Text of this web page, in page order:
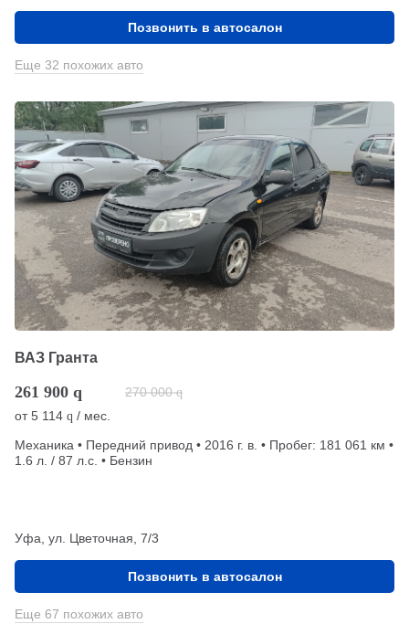
Позвонить в автосалон
Еще 32 похожих авто
ВАЗ Гранта
261 900 q 270 000 q
от5 114 q / мес.
Механика • Передний привод • 2016 г. в. • Пробег: 181 061 км •
1.6 л. / 87 л.с. • Бензин
Уфа, ул. Цветочная, 7/3
Позвонить в автосалон
Еще 67 похожих авто